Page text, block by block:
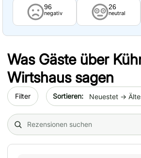
96
negativ
26
neutral
Was Gäste über
Wirtshaussagen
Filter Sort by date
Search (title/text)